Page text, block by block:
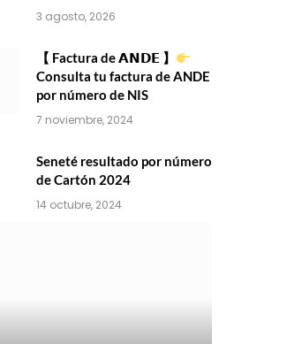
3 agosto, 2026
【 Factura de 𝗔𝗡𝗗𝗘 】
Consulta tu factura de ANDE
por número de NIS
7 noviembre, 2024
Seneté resultado por número
de Cartón 2024
14 octubre, 2024